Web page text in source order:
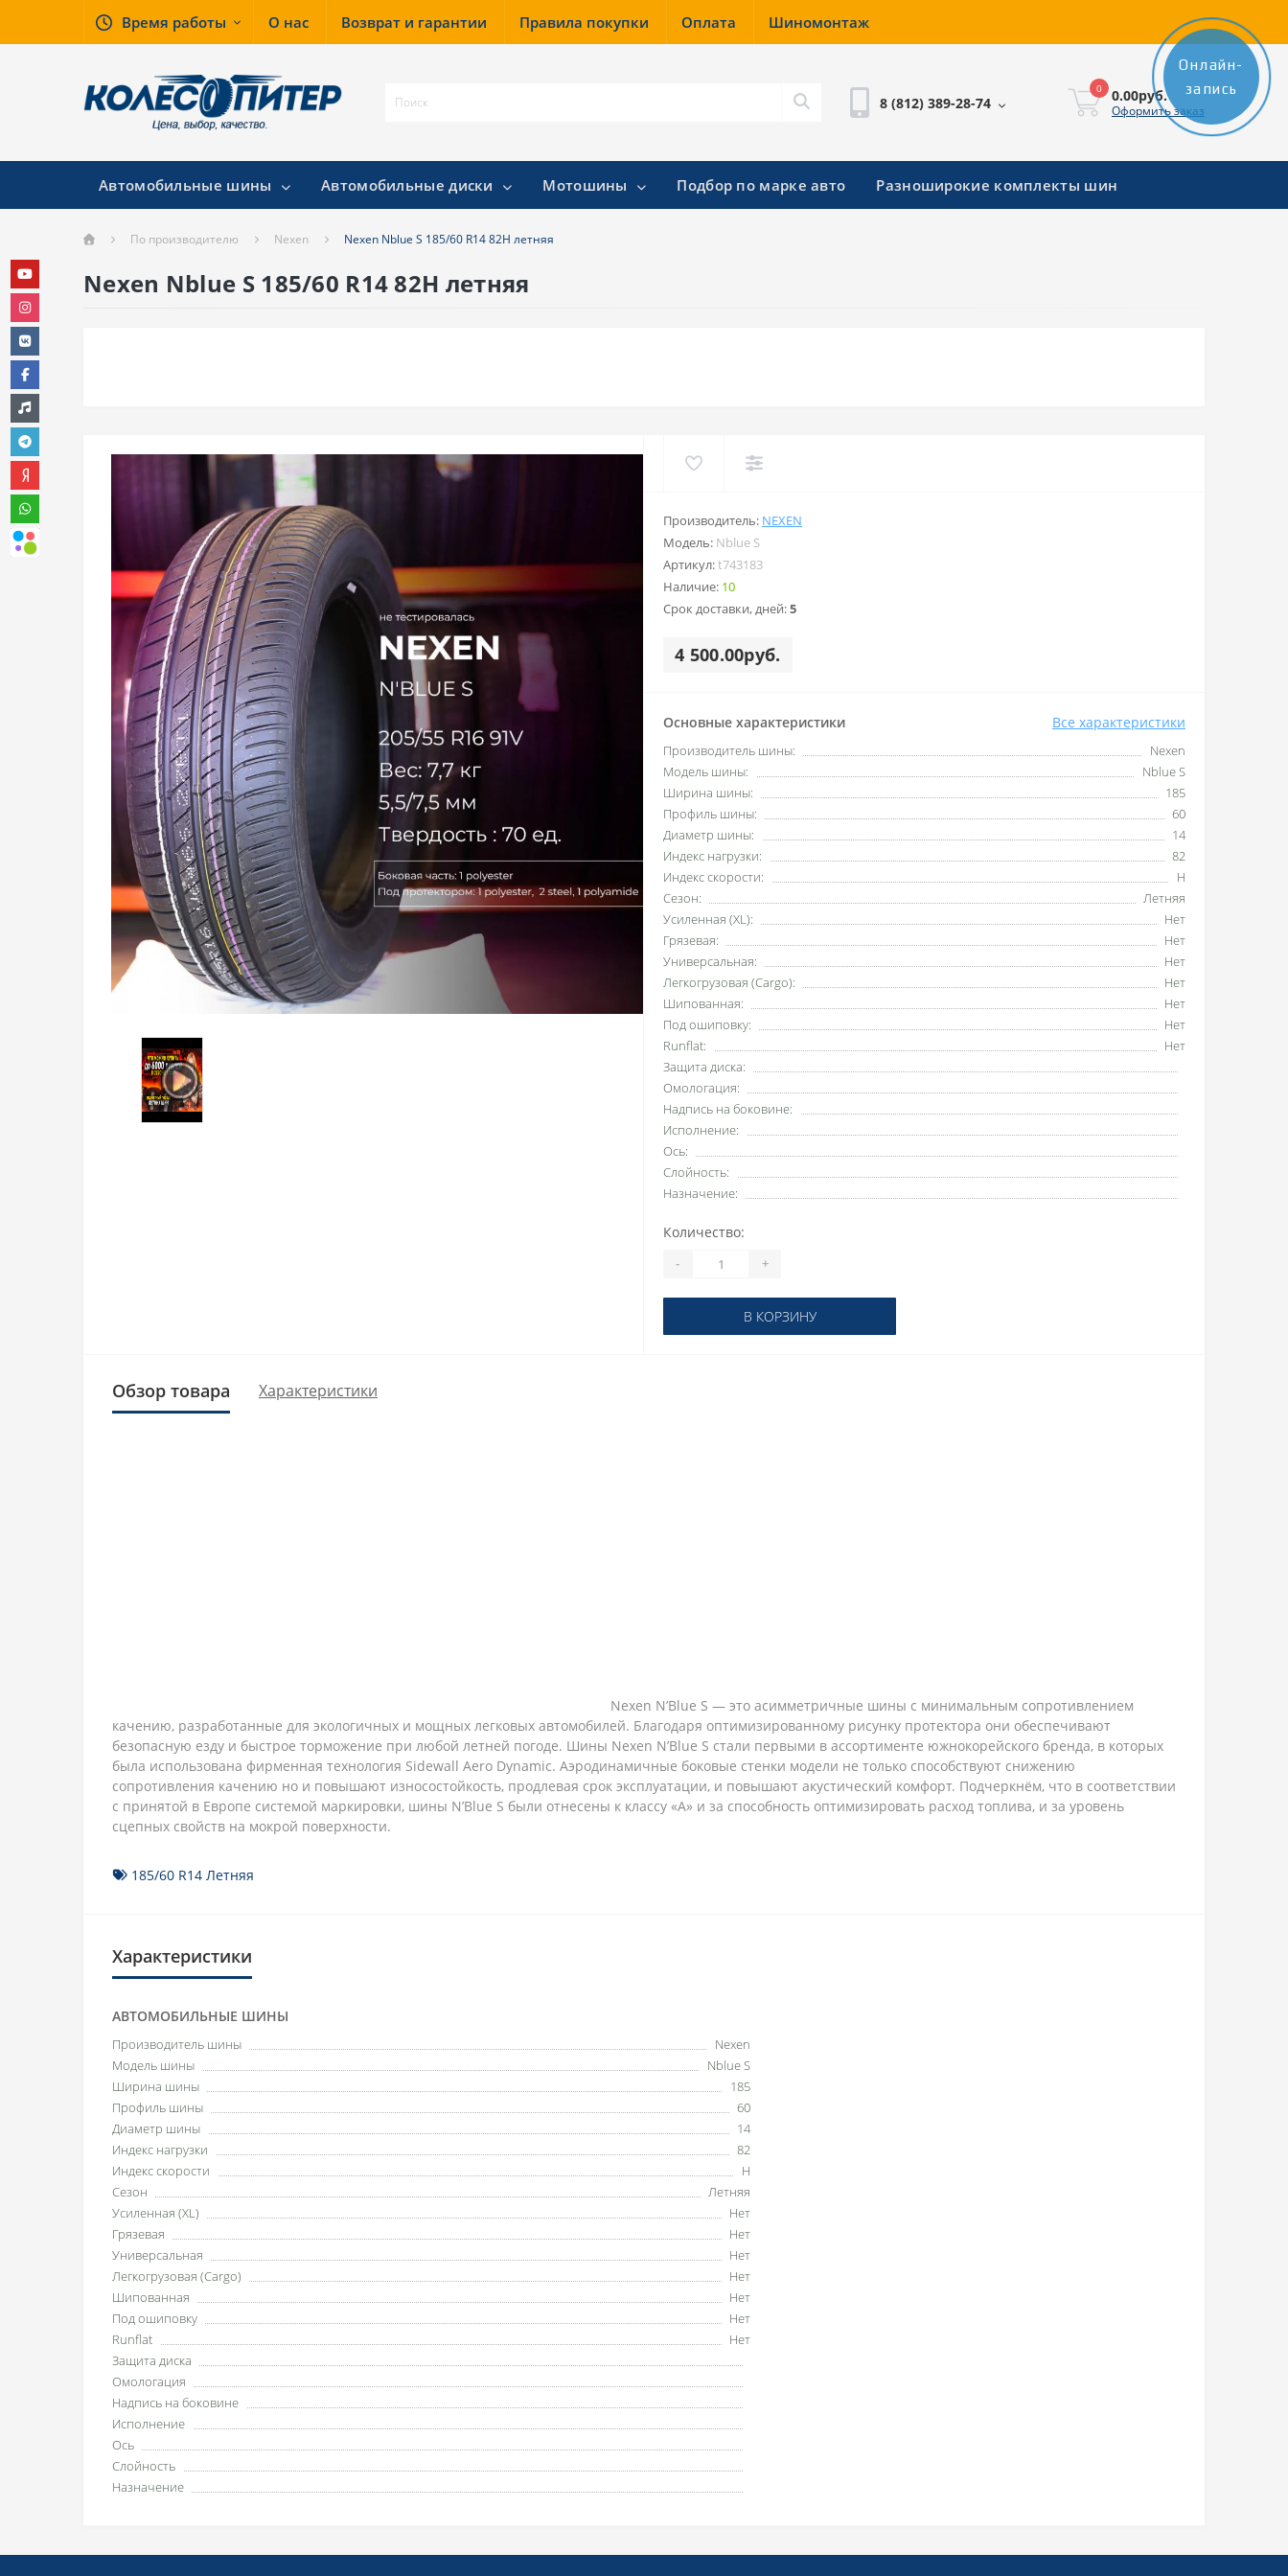
Время работы О нас Возврат и гарантии Правила покупки Оплата Шиномонтаж
8 (812) 389-28-74
0 0.00руб.
Оформить заказ
Автомобильные шины Автомобильные диски Мотошины Подбор по марке авто Разноширокие комплекты шин
По производителю Nexen Nexen Nblue S 185/60 R14 82H летняя
Nexen Nblue S 185/60 R14 82H летняя
Производитель: NEXEN
Модель: Nblue S
Артикул:t743183
Наличие: 10
Срок доставки, дней:5
4 500.00руб.
Основные характеристики Все характеристики
Производитель шины:
Nexen
Модель шины:
Nblue S
Ширина шины:
185
Профиль шины:
60
Диаметр шины:
14
Индекс нагрузки:
82
Индекс скорости:
H
Сезон:
Летняя
Усиленная (XL):
Нет
Грязевая:
Нет
Универсальная:
Нет
Легкогрузовая (Cargo):
Нет
Шипованная:
Нет
Под ошиповку:
Нет
Runflat:
Нет
Защита диска:
Омологация:
Надпись на боковине:
Исполнение:
Ось:
Слойность:
Назначение:
Количество:
- +
В КОРЗИНУ
Обзор товара Характеристики
Nexen N’Blue S — это асимметричные шины с минимальным сопротивлением
качению, разработанные для экологичных и мощных легковых автомобилей. Благодаря оптимизированному рисунку протектора они обеспечивают
безопасную езду и быстрое торможение при любой летней погоде. Шины Nexen N’Blue S стали первыми в ассортименте южнокорейского бренда, в которых
была использована фирменная технология Sidewall Aero Dynamic. Аэродинамичные боковые стенки модели не только способствуют снижению
сопротивления качению но и повышают износостойкость, продлевая срок эксплуатации, и повышают акустический комфорт. Подчеркнём, что в соответствии
с принятой в Европе системой маркировки, шины N’Blue S были отнесены к классу «А» и за способность оптимизировать расход топлива, и за уровень
сцепных свойств на мокрой поверхности.
185/60 R14 Летняя
Характеристики
АВТОМОБИЛЬНЫЕ ШИНЫ
Производитель шины
Nexen
Модель шины
Nblue S
Ширина шины
185
Профиль шины
60
Диаметр шины
14
Индекс нагрузки
82
Индекс скорости
H
Сезон
Летняя
Усиленная (XL)
Нет
Грязевая
Нет
Универсальная
Нет
Легкогрузовая (Cargo)
Нет
Шипованная
Нет
Под ошиповку
Нет
Runflat
Нет
Защита диска
Омологация
Надпись на боковине
Исполнение
Ось
Слойность
Назначение
Онлайн-
запись